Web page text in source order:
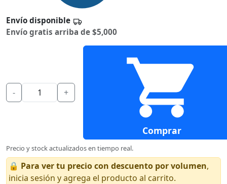
Envío disponible
Envío gratis arriba de $5,000
- +
Comprar
Precio y stock actualizados en tiempo real.
🔒 Para ver tu precio con descuento por volumen,
inicia sesión y agrega el producto al carrito.